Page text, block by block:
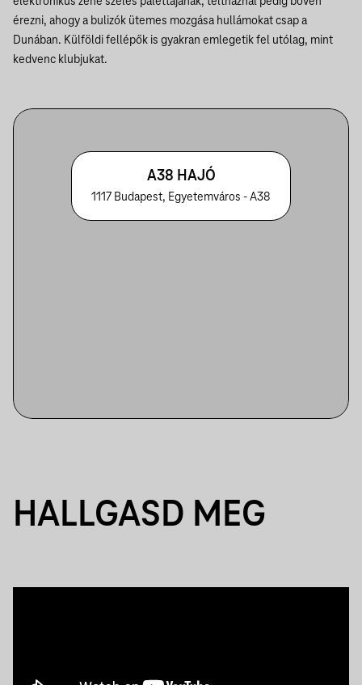
érezni, ahogy a bulizók ütemes mozgása hullámokat csap a
Dunában. Külföldi fellépők is gyakran emlegetik fel utólag, mint
kedvenc klubjukat.
A38 HAJÓ
1117 Budapest, Egyetemváros - A38
HALLGASD MEG